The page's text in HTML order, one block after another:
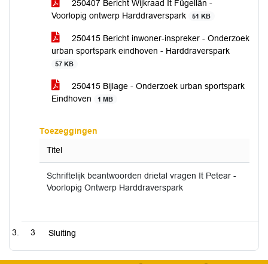
250407 Bericht Wijkraad It Fûgellân -
Voorlopig ontwerp Harddraverspark
51 KB
250415 Bericht inwoner-inspreker - Onderzoek
urban sportspark eindhoven - Harddraverspark
57 KB
250415 Bijlage - Onderzoek urban sportspark
Eindhoven
1 MB
Toezeggingen
Titel
Schriftelijk beantwoorden drietal vragen It Petear -
Voorlopig Ontwerp Harddraverspark
3 Sluiting